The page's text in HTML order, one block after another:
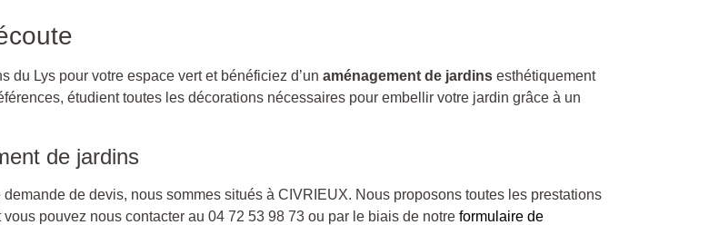
du Lys pour votre espace vert et bénéficiez d’un aménagement de jardins esthétiquement
étudient toutes les décorations nécessaires pour embellir votre jardin grâce à un
de jardins
de devis, nous sommes situés à CIVRIEUX. Nous proposons toutes les prestations
pouvez nous contacter au 04 72 53 98 73 ou par le biais de notre formulaire de